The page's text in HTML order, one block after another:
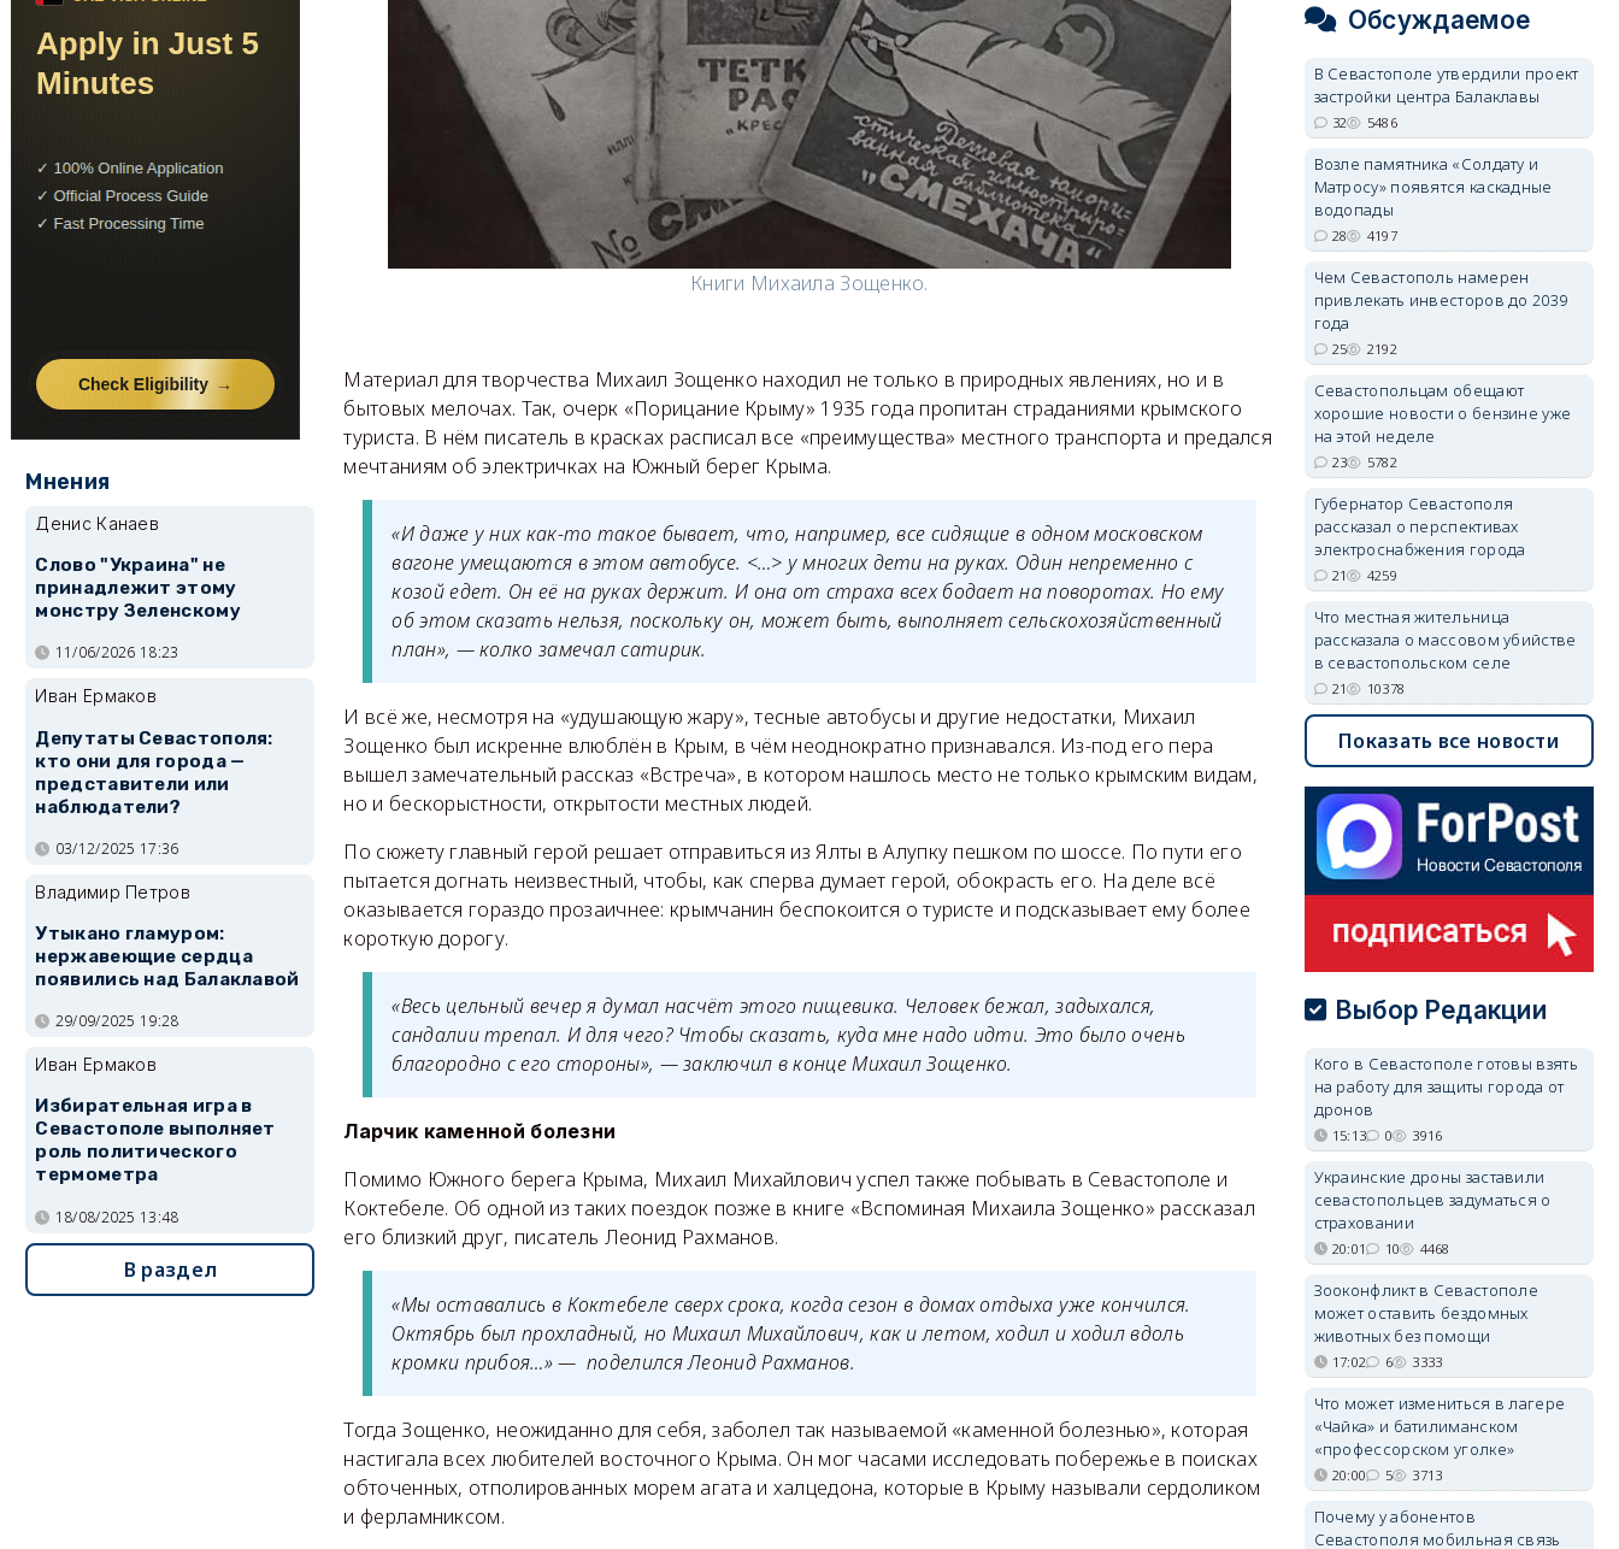
Книги Михаила Зощенко.
Материал для творчества Михаил Зощенко находил не только в природных явлениях, но и в
бытовых мелочах. Так, очерк «Порицание Крыму» 1935 года пропитан страданиями крымского
туриста. В нём писатель в красках расписал все «преимущества» местного транспорта и предался
мечтаниям об электричках на Южный берег Крыма.
«И даже у них как-то такое бывает, что, например, все сидящие в одном московском
вагоне умещаются в этом автобусе. <…> у многих дети на руках. Один непременно с
козой едет. Он её на руках держит. И она от страха всех бодает на поворотах. Но ему
об этом сказать нельзя, поскольку он, может быть, выполняет сельскохозяйственный
план», — колко замечал сатирик.
И всё же, несмотря на «удушающую жару», тесные автобусы и другие недостатки, Михаил
Зощенко был искренне влюблён в Крым, в чём неоднократно признавался. Из-под его пера
вышел замечательный рассказ «Встреча», в котором нашлось место не только крымским видам,
но и бескорыстности, открытости местных людей.
По сюжету главный герой решает отправиться из Ялты в Алупку пешком по шоссе. По пути его
пытается догнать неизвестный, чтобы, как сперва думает герой, обокрасть его. На деле всё
оказывается гораздо прозаичнее: крымчанин беспокоится о туристе и подсказывает ему более
короткую дорогу.
«Весь цельный вечер я думал насчёт этого пищевика. Человек бежал, задыхался,
сандалии трепал. И для чего? Чтобы сказать, куда мне надо идти. Это было очень
благородно с его стороны», — заключил в конце Михаил Зощенко.
Ларчик каменной болезни
Помимо Южного берега Крыма, Михаил Михайлович успел также побывать в Севастополе и
Коктебеле. Об одной из таких поездок позже в книге «Вспоминая Михаила Зощенко» рассказал
его близкий друг, писатель Леонид Рахманов.
«Мы оставались в Коктебеле сверх срока, когда сезон в домах отдыха уже кончился.
Октябрь был прохладный, но Михаил Михайлович, как и летом, ходил и ходил вдоль
кромки прибоя…» — поделился Леонид Рахманов.
Тогда Зощенко, неожиданно для себя, заболел так называемой «каменной болезнью», которая
настигала всех любителей восточного Крыма. Он мог часами исследовать побережье в поисках
обточенных, отполированных морем агата и халцедона, которые в Крыму называли сердоликом
и ферламниксом.
Мнения
Денис Канаев
Слово "Украина" не
принадлежит этому
монстру Зеленскому
11/06/2026 18:23
Иван Ермаков
Депутаты Севастополя:
кто они для города —
представители или
наблюдатели?
03/12/2025 17:36
Владимир Петров
Утыкано гламуром:
нержавеющие сердца
появились над Балаклавой
29/09/2025 19:28
Иван Ермаков
Избирательная игра в
Севастополе выполняет
роль политического
термометра
18/08/2025 13:48
В раздел
Обсуждаемое
В Севастополе утвердили проект
застройки центра Балаклавы
32 5486
Возле памятника «Солдату и
Матросу» появятся каскадные
водопады
28 4197
Чем Севастополь намерен
привлекать инвесторов до 2039
года
25 2192
Севастопольцам обещают
хорошие новости о бензине уже
на этой неделе
23 5782
Губернатор Севастополя
рассказал о перспективах
электроснабжения города
21 4259
Что местная жительница
рассказала о массовом убийстве
в севастопольском селе
21 10378
Показать все новости
Выбор Редакции
Кого в Севастополе готовы взять
на работу для защиты города от
дронов
15:13 0 3916
Украинские дроны заставили
севастопольцев задуматься о
страховании
20:01 10 4468
Зооконфликт в Севастополе
может оставить бездомных
животных без помощи
17:02 6 3333
Что может измениться в лагере
«Чайка» и батилиманском
«профессорском уголке»
20:00 5 3713
Почему у абонентов
Севастополя мобильная связь